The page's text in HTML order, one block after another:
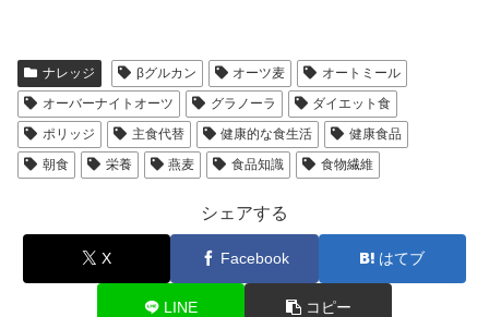
ナレッジ βグルカン オーツ麦
オートミール
オーバーナイトオーツ
グラノーラ
ダイエット食
ポリッジ
主食代替 健康的な食生活
健康食品
朝食
栄養 燕麦 食品知識 食物繊維
シェアする
X Facebook はてブ
LINE コピー